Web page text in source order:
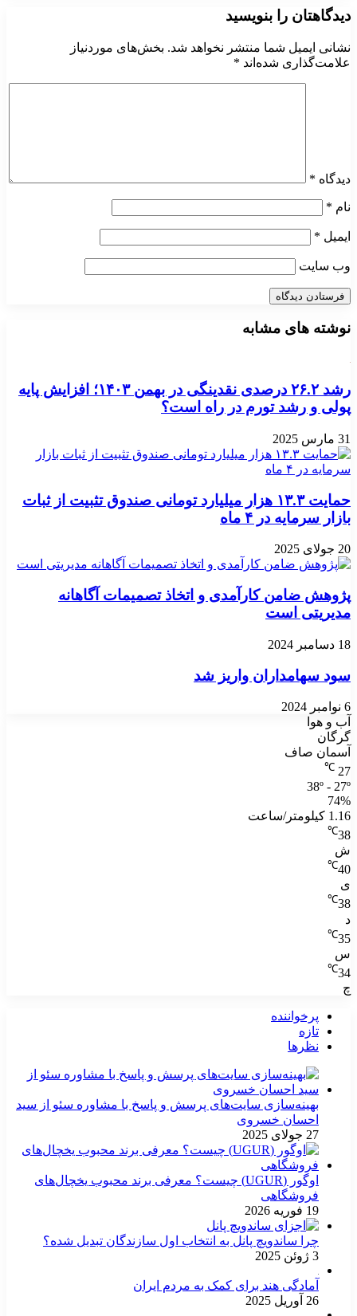
دیدگاهتان را بنویسید
نشانی ایمیل شما منتشر نخواهد شد. بخش‌های موردنیاز
علامت‌گذاری شده‌اند *
دیدگاه *
نام *
ایمیل *
وب‌ سایت
نوشته های مشابه
رشد ۲۶.۲ درصدی نقدینگی در بهمن ۱۴۰۳؛ افزایش پایه
پولی و رشد تورم در راه است؟
31 مارس 2025
حمایت ۱۳.۳ هزار میلیارد تومانی صندوق تثبیت از ثبات
بازار سرمایه در ۴ ماه
20 جولای 2025
پژوهش ضامن کارآمدی و اتخاذ تصمیمات آگاهانه
مدیریتی است
18 دسامبر 2024
سود سهامداران واریز شد
6 نوامبر 2024
آب و هوا
گرگان
آسمان صاف
27
℃
38º - 27º
74%
1.16 کیلومتر/ساعت
38
℃
ش
40
℃
ی
38
℃
د
35
℃
س
34
℃
چ
پرخواننده
تازه
نظرها
بهینه‌سازی سایت‌های پرسش و پاسخ با مشاوره سئو از سید
احسان خسروی
27 جولای 2025
اوگور (UGUR) چیست؟ معرفی برند محبوب یخچال‌های
فروشگاهی
19 فوریه 2026
چرا ساندویچ پانل به انتخاب اول سازندگان تبدیل شده؟
3 ژوئن 2025
آمادگی هند برای کمک به مردم ایران
26 آوریل 2025